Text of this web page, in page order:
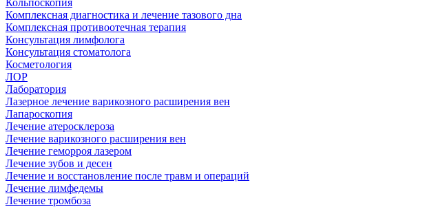
Комплексная диагностика и лечение тазового дна
Комплексная противоотечная терапия
Консультация лимфолога
Консультация стоматолога
Косметология
ЛОР
Лаборатория
Лазерное лечение варикозного расширения вен
Лапароскопия
Лечение атеросклероза
Лечение варикозного расширения вен
Лечение геморроя лазером
Лечение зубов и десен
Лечение и восстановление после травм и операций
Лечение лимфедемы
Лечение тромбоза